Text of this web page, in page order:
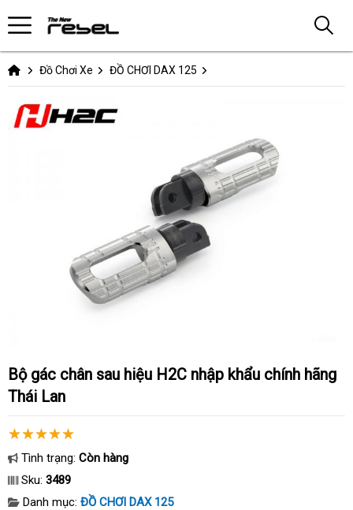
Đồ Chơi Xe ĐỒ CHƠI DAX 125
Bộ gác chân sau hiệu H2C nhập khẩu chính hãng
Thái Lan
Tình trạng: Còn hàng
Sku: 3489
Danh mục: ĐỒ CHƠI DAX 125